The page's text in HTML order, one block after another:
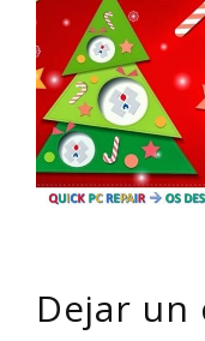
Dejar